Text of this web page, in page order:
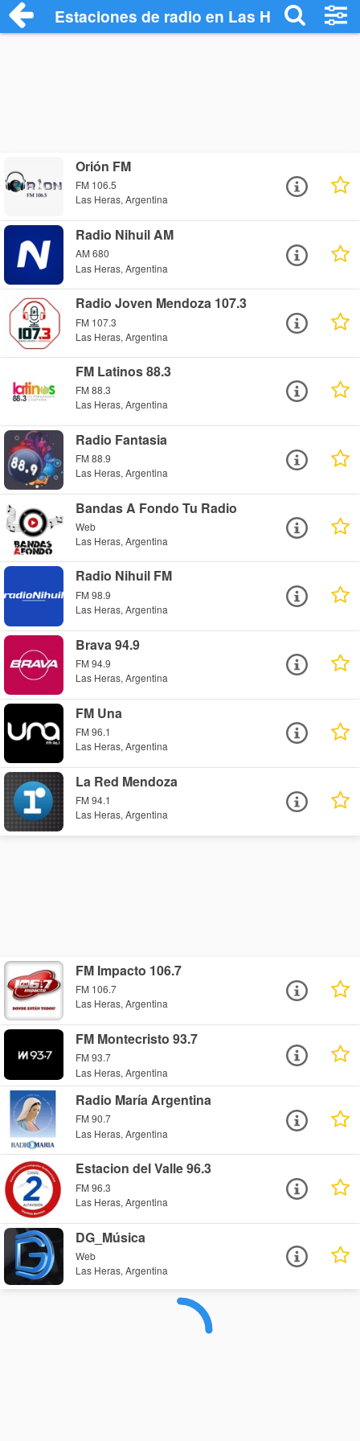
Estaciones de radio en Las Heras -
Orión FM
FM 106.5
Las Heras, Argentina
Radio Nihuil AM
AM 680
Las Heras, Argentina
Radio Joven Mendoza 107.3
FM 107.3
Las Heras, Argentina
FM Latinos 88.3
FM 88.3
Las Heras, Argentina
Radio Fantasia
FM 88.9
Las Heras, Argentina
Bandas A Fondo Tu Radio
Web
Las Heras, Argentina
Radio Nihuil FM
FM 98.9
Las Heras, Argentina
Brava 94.9
FM 94.9
Las Heras, Argentina
FM Una
FM 96.1
Las Heras, Argentina
La Red Mendoza
FM 94.1
Las Heras, Argentina
FM Impacto 106.7
FM 106.7
Las Heras, Argentina
FM Montecristo 93.7
FM 93.7
Las Heras, Argentina
Radio María Argentina
FM 90.7
Las Heras, Argentina
Estacion del Valle 96.3
FM 96.3
Las Heras, Argentina
DG_Música
Web
Las Heras, Argentina